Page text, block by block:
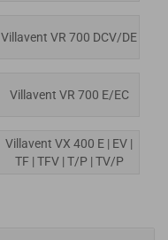
Villavent VR 700 DCV/DE
Villavent VR 700 E/EC
Villavent VX 400 E | EV |
TF | TFV | T/P | TV/P